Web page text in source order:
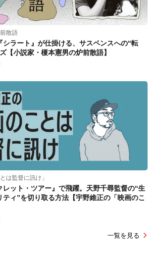
散語
シラート』が仕掛ける、サスペンスへの“転
【小説家・榎本憲男の炉前散語】
は監督に訊け」
レット・ツアー』で飛躍。天野千尋監督の“生
ティ”を切り取る方法【宇野維正の「映画のこ
一覧を見る